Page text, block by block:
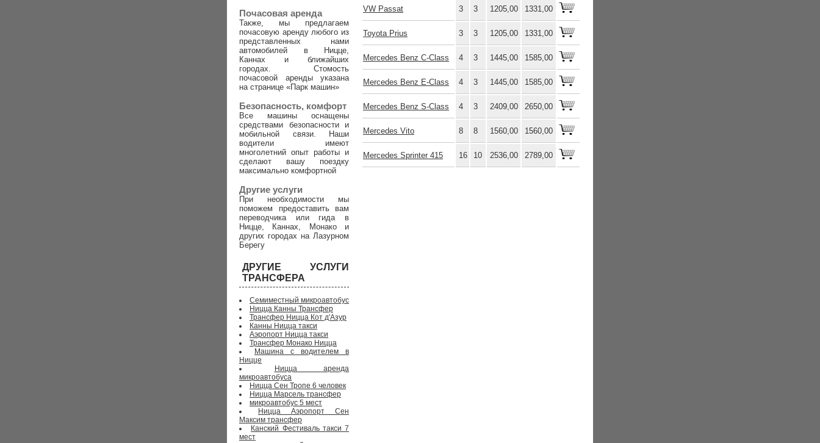
VW Passat 3 3 1205,00 1331,00
Toyota Prius 3 3 1205,00 1331,00
Mercedes Benz C-Class 4 3 1445,00 1585,00
Mercedes Benz E-Class 4 3 1445,00 1585,00
Mercedes Benz S-Class 4 3 2409,00 2650,00
Mercedes Vito 8 8 1560,00 1560,00
Mercedes Sprinter 415 16 10 2536,00 2789,00
Почасовая аренда
Также, мы предлагаем
почасовую аренду любого из
представленных нами
автомобилей в Ницце,
Каннах и ближайших
городах. Стомость
почасовой аренды указана
на странице «Парк машин»
Безопасность, комфорт
Все машины оснащены
средствами безопасности и
мобильной связи. Наши
водители имеют
многолетний опыт работы и
сделают вашу поездку
максимально комфортной
Другие услуги
При необходимости мы
поможем предоставить вам
переводчика или гида в
Ницце, Каннах, Монако и
других городах на Лазурном
Берегу
ДРУГИЕ УСЛУГИ
ТРАНСФЕРА
Семиместный микроавтобус
Ницца Канны Трансфер
Трансфер Ницца Кот д'Азур
Канны Ницца такси
Аэропорт Ницца такси
Трансфер Монако Ницца
Машина с водителем в
Ницце
Ницца аренда
микроавтобуса
Ницца Сен Тропе 6 человек
Ницца Марсель трансфер
микроавтобус 5 мест
Ницца Аэропорт Сен
Максим трансфер
Канский Фестиваль такси 7
мест